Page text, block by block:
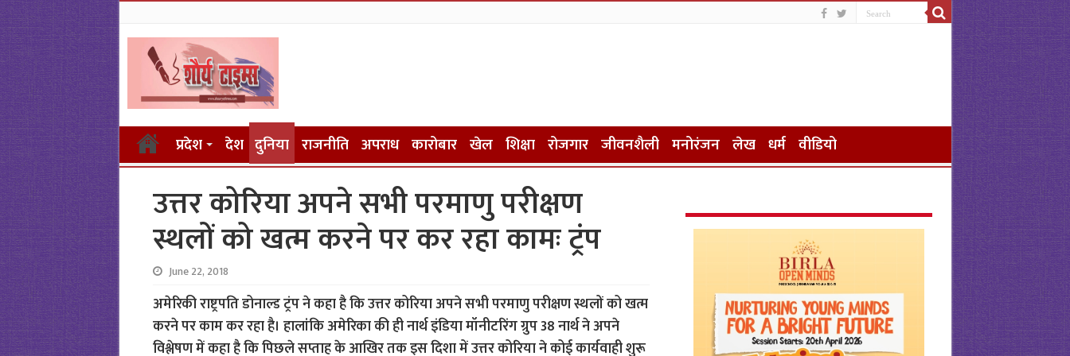
प्रदेश देश दुनिया राजनीति अपराध कारोबार खेल शिक्षा रोजगार जीवनशैली मनोरंजन लेख धर्म वीडियो
उत्तर कोरिया अपने सभी परमाणु परीक्षण
स्थलों को खत्म करने पर कर रहा कामः ट्रंप
June 22, 2018
अमेरिकी राष्ट्रपति डोनाल्ड ट्रंप ने कहा है कि उत्तर कोरिया अपने सभी परमाणु परीक्षण स्थलों को खत्म
करने पर काम कर रहा है। हालांकि अमेरिका की ही नार्थ इंडिया मॉनीटरिंग ग्रुप 38 नार्थ ने अपने
विश्लेषण में कहा है कि पिछले सप्ताह के आखिर तक इस दिशा में उत्तर कोरिया ने कोई कार्यवाही शुरू